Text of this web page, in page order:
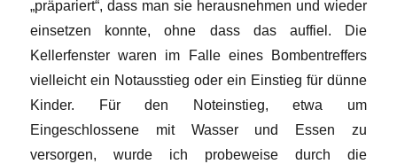
„präpariert“, dass man sie herausnehmen und wieder
einsetzen konnte, ohne dass das auffiel. Die
Kellerfenster waren im Falle eines Bombentreffers
vielleicht ein Notausstieg oder ein Einstieg für dünne
Kinder. Für den Noteinstieg, etwa um
Eingeschlossene mit Wasser und Essen zu
versorgen, wurde ich probeweise durch die